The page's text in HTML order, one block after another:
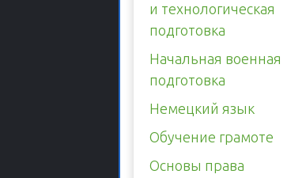
и технологическая
подготовка
Начальная военная
подготовка
Немецкий язык
Обучение грамоте
Основы права